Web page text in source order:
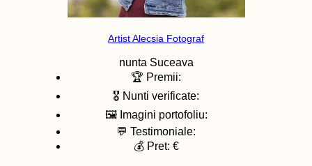
Artist Alecsia Fotograf
nunta Suceava
🏆 Premii:
🎖️ Nunti verificate:
🖼️ Imagini portofoliu:
💬 Testimoniale:
💰 Pret: €